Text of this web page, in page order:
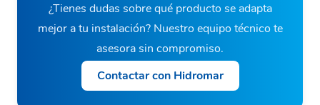
¿Tienes dudas sobre qué producto se adapta
mejor a tu instalación? Nuestro equipo técnico te
asesora sin compromiso.
Contactar con Hidromar